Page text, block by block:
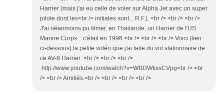
Harrier (mais j'ai eu celle de voler sur Alpha Jet avec un super
pilote dont les<br /> initiales sont... R.F.). <br /> <br /> <br />
J'ai néanmoins pu filmer, en Thailande, un Harrier de l'US
Marine Corps... c'était en 1996.<br /> <br /> <br /> Voici (lien
ci-dessous) la petite vidéo que j'ai faite du vol stationnaire de
ce AV-8 Harrier :<br /> <br /> <br />
http://www.youtube.com/watch?v=WBDWkxsCVpg<br /> <br
/> <br /> Amitiés.<br /> <br /> <br /> <br />